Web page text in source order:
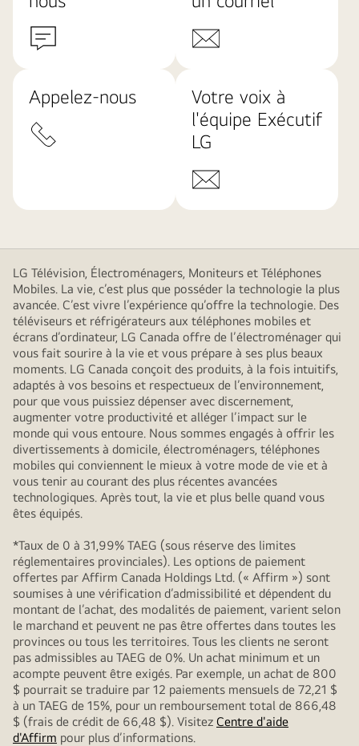
Appelez-nous
Votre voix à
l'équipe Exécutif
LG
LG Télévision, Électroménagers, Moniteurs et Téléphones
Mobiles. La vie, c’est plus que posséder la technologie la plus
avancée. C’est vivre l’expérience qu’offre la technologie. Des
téléviseurs et réfrigérateurs aux téléphones mobiles et
écrans d’ordinateur, LG Canada offre de l’électroménager qui
vous fait sourire à la vie et vous prépare à ses plus beaux
moments. LG Canada conçoit des produits, à la fois intuitifs,
adaptés à vos besoins et respectueux de l’environnement,
pour que vous puissiez dépenser avec discernement,
augmenter votre productivité et alléger l’impact sur le
monde qui vous entoure. Nous sommes engagés à offrir les
divertissements à domicile, électroménagers, téléphones
mobiles qui conviennent le mieux à votre mode de vie et à
vous tenir au courant des plus récentes avancées
technologiques. Après tout, la vie et plus belle quand vous
êtes équipés.
*Taux de 0 à 31,99% TAEG (sous réserve des limites
réglementaires provinciales). Les options de paiement
offertes par Affirm Canada Holdings Ltd. (« Affirm ») sont
soumises à une vérification d’admissibilité et dépendent du
montant de l’achat, des modalités de paiement, varient selon
le marchand et peuvent ne pas être offertes dans toutes les
provinces ou tous les territoires. Tous les clients ne seront
pas admissibles au TAEG de 0%. Un achat minimum et un
acompte peuvent être exigés. Par exemple, un achat de 800
$ pourrait se traduire par 12 paiements mensuels de 72,21 $
à un TAEG de 15%, pour un remboursement total de 866,48
$ (frais de crédit de 66,48 $). Visitez Centre d'aide
d'Affirm pour plus d’informations.